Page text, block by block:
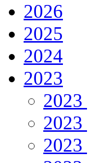
2026
2025
2024
2023
2023
2023
2023